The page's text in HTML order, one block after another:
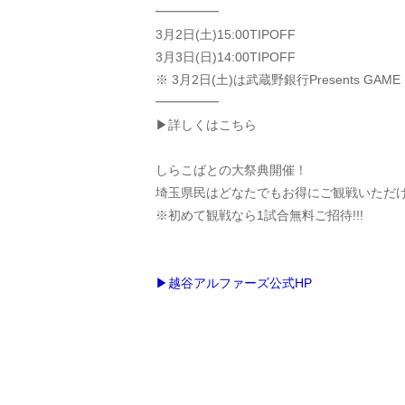
━━━━━
3月2日(土)15:00TIPOFF
3月3日(日)14:00TIPOFF
※ 3月2日(土)は武蔵野銀行Presents GAME
━━━━━
▶詳しくはこちら
しらこばとの大祭典開催！
埼玉県民はどなたでもお得にご観戦いただ
※初めて観戦なら1試合無料ご招待!!!
▶越谷アルファーズ公式HP